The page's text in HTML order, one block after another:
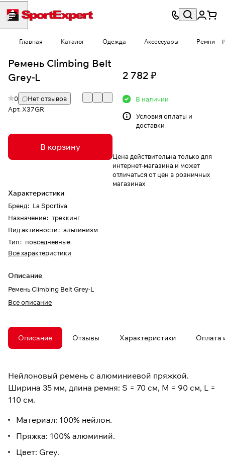
Главная Каталог Одежда Аксессуары Ремни
Ремень Climbing Belt
Grey-L
0
Нет отзывов
Арт. X37GR
В корзину
Характеристики
Бренд: La Sportiva
Назначение: треккинг
Вид активности: альпинизм
Тип: повседневные
Все характеристики
Описание
Ремень Climbing Belt Grey-L
Все описание
2 782 ₽
В наличии
Условия оплаты и
доставки
Цена действительна только для
интернет-магазина и может
отличаться от цен в розничных
магазинах
Описание Отзывы Характеристики Оплата
Нейлоновый ремень с алюминиевой пряжкой.
Ширина 35 мм, длина ремня: S = 70 см, M = 90 см, L =
110 см.
Материал: 100% нейлон.
Пряжка: 100% алюминий.
Цвет: Grey.